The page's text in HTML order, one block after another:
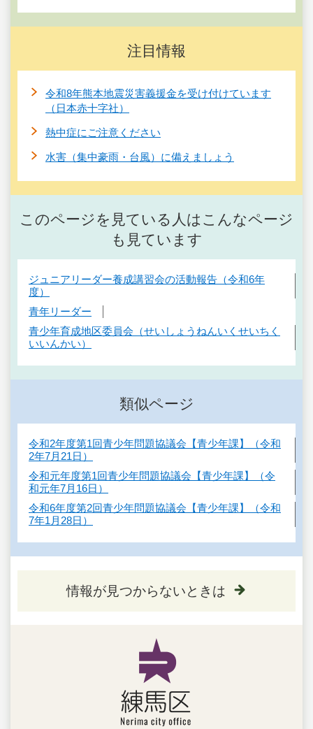
注目情報
令和8年熊本地震災害義援金を受け付けています
（日本赤十字社）
熱中症にご注意ください
水害（集中豪雨・台風）に備えましょう
このページを見ている人はこんなページ
も見ています
ジュニアリーダー養成講習会の活動報告（令和6年
度）
青年リーダー
青少年育成地区委員会（せいしょうねんいくせいちく
いいんかい）
類似ページ
令和2年度第1回青少年問題協議会【青少年課】（令和
2年7月21日）
令和元年度第1回青少年問題協議会【青少年課】（令
和元年7月16日）
令和6年度第2回青少年問題協議会【青少年課】（令和
7年1月28日）
情報が見つからないときは